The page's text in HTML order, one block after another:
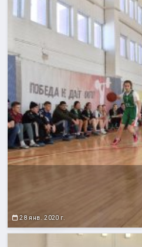
28 янв. 2020 г.